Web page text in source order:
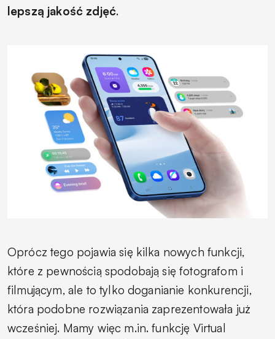
lepszą jakość zdjęć.
Oprócz tego pojawia się kilka nowych funkcji,
które z pewnością spodobają się fotografom i
filmującym, ale to tylko doganianie konkurencji,
która podobne rozwiązania zaprezentowała już
wcześniej. Mamy więc m.in. funkcję Virtual